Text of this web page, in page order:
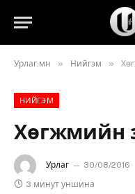
Урлаг.мн » Нийгэм »
НИЙГЭМ
Хөгжмийн
Урлаг 30/08/2016
3 минут уншина